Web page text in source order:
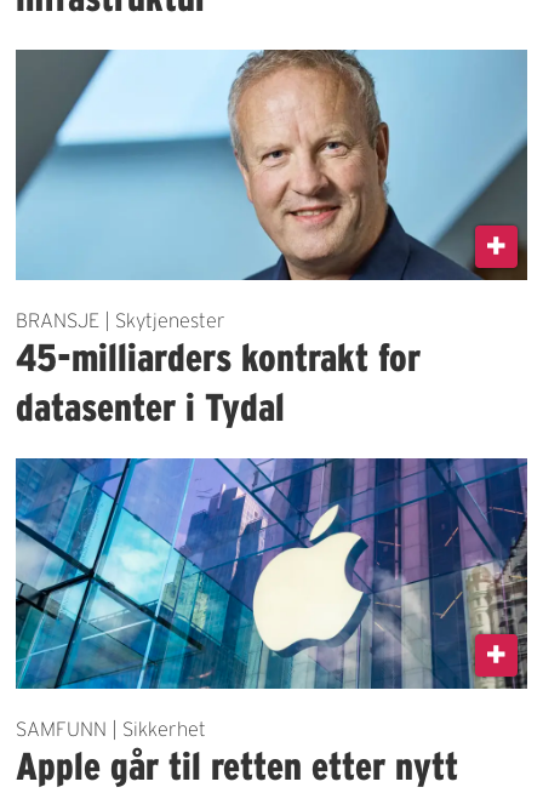
BRANSJE | Skytjenester
45-milliarders kontrakt for
datasenter i Tydal
SAMFUNN | Sikkerhet
Apple går til retten etter nytt